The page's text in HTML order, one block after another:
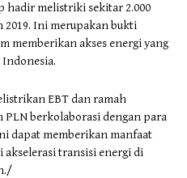
hadir melistriki sekitar 2.000
2019. Ini merupakan bukti
memberikan akses energi yang
Indonesia.
EBT dan ramah
berkolaborasi dengan para
dapat memberikan manfaat
akselerasi transisi energi di